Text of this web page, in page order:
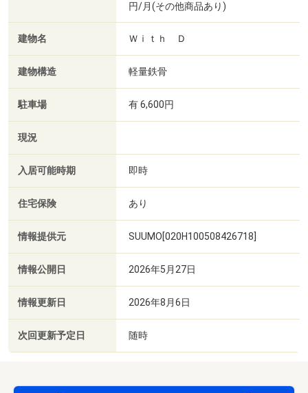
円/月(その他商品あり)
建物名 Ｗｉｔｈ Ｄ
建物構造 軽量鉄骨
駐車場 有 6,600円
現況
入居可能時期 即時
住宅保険 あり
情報提供元 SUUMO[020H100508426718]
情報公開日 2026年5月27日
情報更新日 2026年8月6日
次回更新予定日 随時